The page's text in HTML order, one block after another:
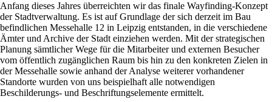
Anfang dieses Jahres überreichten wir das finale Wayfinding-Konzept
der Stadtverwaltung. Es ist auf Grundlage der sich derzeit im Bau
befindlichen Messehalle 12 in Leipzig entstanden, in die verschiedene
Ämter und Archive der Stadt einziehen werden. Mit der strategischen
Planung sämtlicher Wege für die Mitarbeiter und externen Besucher
vom öffentlich zugänglichen Raum bis hin zu den konkreten Zielen in
der Messehalle sowie anhand der Analyse weiterer vorhandener
Standorte wurden von uns beispielhaft alle notwendigen
Beschilderungs- und Beschriftungselemente ermittelt.